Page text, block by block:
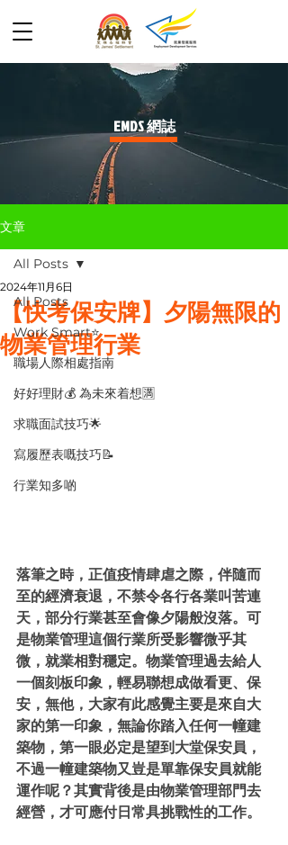
​EMDS 網誌
文章
All Posts
Work Smart⭐️
職場人際相處指南
好好理財💰 為未來着想🈵
求職面試技巧🌟
寫履歷表嘅技巧📝
行業知多啲
All Posts
【快考保安牌】夕陽無限的
物業管理行業
2024年11月6日
落筆之時，正值疫情肆虐之際，伴隨而
至的經濟衰退，不禁令各行各業叫苦連
天，部分行業甚至會像夕陽般沒落。可
是物業管理這個行業所受影響微乎其
微，就業相對穩定。物業管理過去給人
一個刻板印象，輕易聯想成做看更、保
安，無他，大家有此感覺主要是來自大
家的第一印象，無論你踏入任何一幢建
築物，第一眼必定是望到大堂保安員，
不過一幢建築物又豈是單靠保安員就能
運作呢？其實背後是由物業管理部門去
經營，才可應付日常具挑戰性的工作。